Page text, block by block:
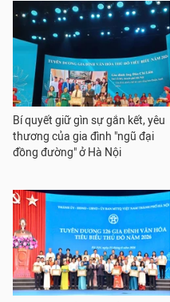
Bí quyết giữ gìn sự gắn kết, yêu
thương của gia đình "ngũ đại
đồng đường" ở Hà Nội